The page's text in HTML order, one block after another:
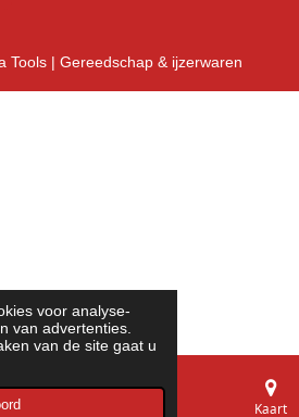
voor analyse-
van advertenties.
van de site gaat u
Tools | Gereedschap & ijzerwaren
Kaart